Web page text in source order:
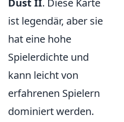
Dust II. Diese Karte
ist legendär, aber sie
hat eine hohe
Spielerdichte und
kann leicht von
erfahrenen Spielern
dominiert werden.